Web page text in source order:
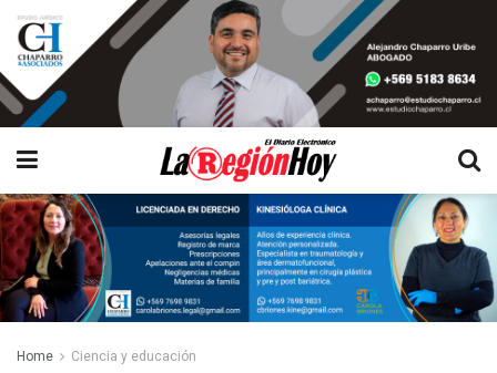
Home Ciencia y educación